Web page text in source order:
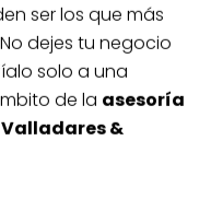
ser los que más
dejes tu negocio
solo a una
de la asesoría
&